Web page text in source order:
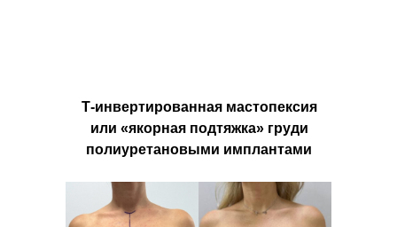
Т-инвертированная мастопексия
или «якорная подтяжка» груди
полиуретановыми имплантами